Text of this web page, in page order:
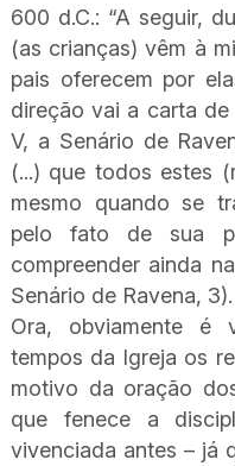
600 d.C.: “A seguir,
(as crianças) vêm à
pais oferecem por
direção vai a carta
V, a Senário de
(...) que todos estes
mesmo quando se
pelo fato de sua
compreender ainda
Senário de Ravena, 3).
Ora, obviamente é
tempos da Igreja os
motivo da oração
que fenece a
vivenciada antes – já